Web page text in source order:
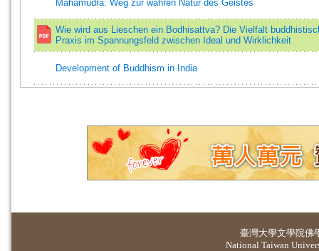
Mahamudra: Weg zur wahren Natur des Geistes
Wie wird aus Lieschen ein Bodhisattva? Die Vielfalt
Praxis im Spannungsfeld zwischen Ideal und Wirklichkeit
Development of Buddhism in India
臺灣大學文學院佛
National Taiwan